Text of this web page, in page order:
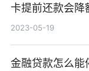
卡提前还款会降
2023-05-19
金融贷款怎么能